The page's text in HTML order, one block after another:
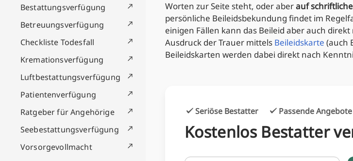
Bestattungsverfügung
Betreuungsverfügung
Checkliste Todesfall
Kremationsverfügung
Luftbestattungsverfügung
Patientenverfügung
Ratgeber für Angehörige
Seebestattungsverfügung
Vorsorgevollmacht
Worten zur Seite steht, oder aberauf
persönliche Beileidsbekundung findet im
einigen Fällen kann das Beileid aber auch
Ausdruck der Trauer mittels Beileidskarte (auch
Beileidskarten werden dabei direkt nach
Seriöse Bestatter Passende Angebote
Kostenlos Bestatter